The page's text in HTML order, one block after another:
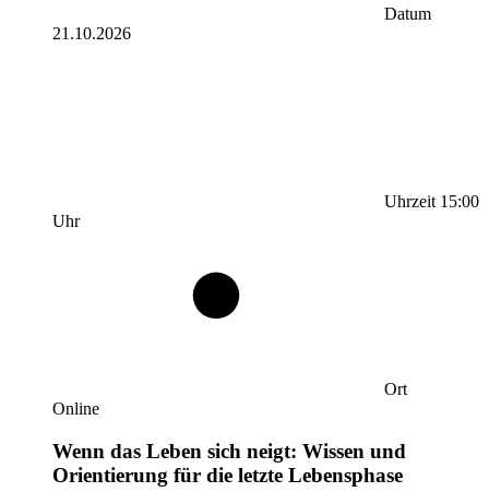
Datum
21.10.2026
Uhrzeit 15:00
Uhr
Ort
Online
Wenn das Leben sich neigt: Wissen und
Orientierung für die letzte Lebensphase